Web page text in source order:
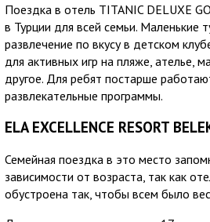
Поездка в отель TITANIC DELUXE
в Турции для всей семьи. Маленькие
развлечение по вкусу в детском
для активных игр на пляже, ателье,
другое. Для ребят постарше
развлекательные программы.
ELA EXCELLENCE RESORT
Семейная поездка в это место
зависимости от возраста, так как
обустроена так, чтобы всем было